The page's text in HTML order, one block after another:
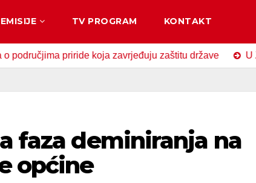
EMISIJE TV PROGRAM KONTAKT
priride koja zavrjeđuju zaštitu države U
faza deminiranja na
općine